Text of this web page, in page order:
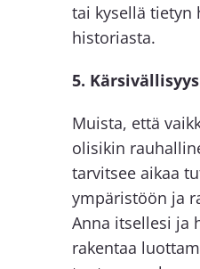
tai kysellä tietyn
historiasta.
5.
Muista, että
olisikin
tarvitsee aikaa
ympäristöön ja
Anna itsellesi ja
rakentaa